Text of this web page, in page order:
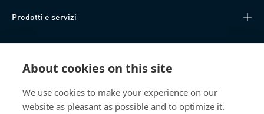
About cookies on this site
We use cookies to make your experience on our
website as pleasant as possible and to optimize it.
Prodotti e servizi
Knowledge Hub
Chi siamo